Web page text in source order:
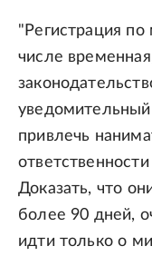
"Регистрация
числе
привлечь
Доказать, что
более 90 дней,
идти только о